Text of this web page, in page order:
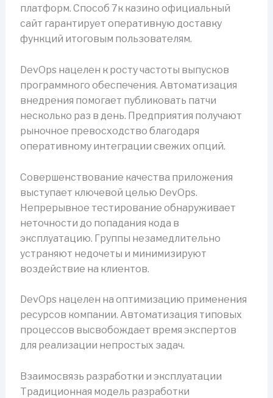
платформ. Способ 7к казино официальный
сайт гарантирует оперативную доставку
функций итоговым пользователям.
DevOps нацелен к росту частоты выпусков
программного обеспечения. Автоматизация
внедрения помогает публиковать патчи
несколько раз в день. Предприятия получают
рыночное превосходство благодаря
оперативному интеграции свежих опций.
Совершенствование качества приложения
выступает ключевой целью DevOps.
Непрерывное тестирование обнаруживает
неточности до попадания кода в
эксплуатацию. Группы незамедлительно
устраняют недочеты и минимизируют
воздействие на клиентов.
DevOps нацелен на оптимизацию применения
ресурсов компании. Автоматизация типовых
процессов высвобождает время экспертов
для реализации непростых задач.
Взаимосвязь разработки и эксплуатации
Традиционная модель разработки